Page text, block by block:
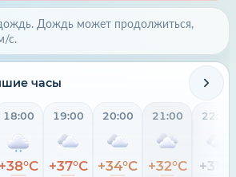
Дождь может продолжиться,
с.
часы
18:00
+38°C
19:00
+37°C
20:00
+34°C
21:00
+32°C
22:00
+31°C